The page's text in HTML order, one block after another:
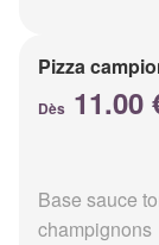
Pizza
Dès 11.00
Base sauce
champignons